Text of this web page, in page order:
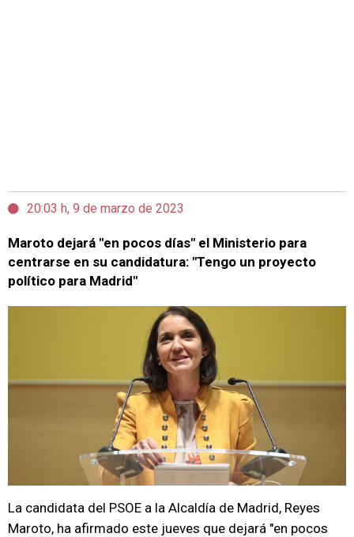
20:03 h, 9 de marzo de 2023
Maroto dejará "en pocos días" el Ministerio para
centrarse en su candidatura: "Tengo un proyecto
político para Madrid"
La candidata del PSOE a la Alcaldía de Madrid, Reyes
Maroto, ha afirmado este jueves que dejará "en pocos